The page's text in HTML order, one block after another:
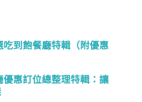
吃到飽餐廳特輯（附優惠
優惠訂位總整理特輯：讓